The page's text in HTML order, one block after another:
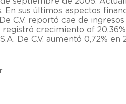
sus últimos aspectos
C.V. reportó cae de
crecimiento of 20,36%.
De C.V. aumentó 0,72% en